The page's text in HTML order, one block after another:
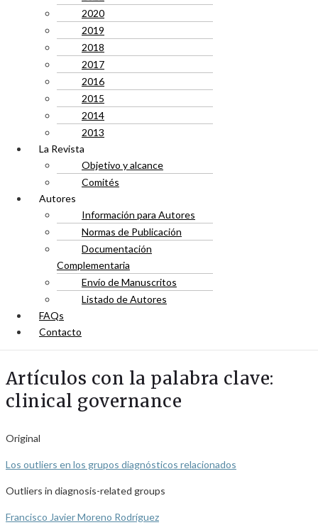
2020
2019
2018
2017
2016
2015
2014
2013
La Revista
Objetivo y alcance
Comités
Autores
Información para Autores
Normas de Publicación
Documentación
Complementaria
Envío de Manuscritos
Listado de Autores
FAQs
Contacto
Artículos con la palabra clave:
clinical governance
Original
Los outliers en los grupos diagnósticos relacionados
Outliers in diagnosis-related groups
Francisco Javier Moreno Rodríguez